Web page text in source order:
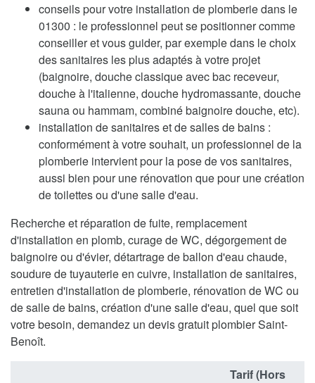
conseils pour votre installation de plomberie dans le
01300 : le professionnel peut se positionner comme
conseiller et vous guider, par exemple dans le choix
des sanitaires les plus adaptés à votre projet
(baignoire, douche classique avec bac receveur,
douche à l'italienne, douche hydromassante, douche
sauna ou hammam, combiné baignoire douche, etc).
installation de sanitaires et de salles de bains :
conformément à votre souhait, un professionnel de la
plomberie intervient pour la pose de vos sanitaires,
aussi bien pour une rénovation que pour une création
de toilettes ou d'une salle d'eau.
Recherche et réparation de fuite, remplacement
d'installation en plomb, curage de WC, dégorgement de
baignoire ou d'évier, détartrage de ballon d'eau chaude,
soudure de tuyauterie en cuivre, installation de sanitaires,
entretien d'installation de plomberie, rénovation de WC ou
de salle de bains, création d'une salle d'eau, quel que soit
votre besoin, demandez un devis gratuit plombier Saint-
Benoît.
Tarif (Hors